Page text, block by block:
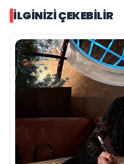
İLGINIZI ÇEKEBILIR